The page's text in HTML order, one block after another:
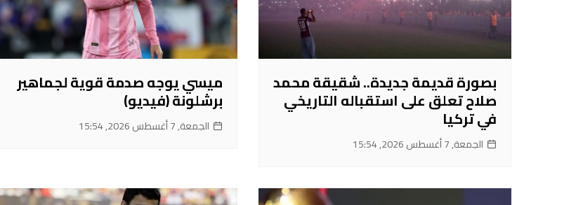
بصورة قديمة جديدة.. شقيقة محمد
صلاح تعلق على استقباله التاريخي
في تركيا
الجمعة, 7 أغسطس 2026, 15:54
ميسي يوجه صدمة قوية لجماهير
برشلونة (فيديو)
الجمعة, 7 أغسطس 2026, 15:54